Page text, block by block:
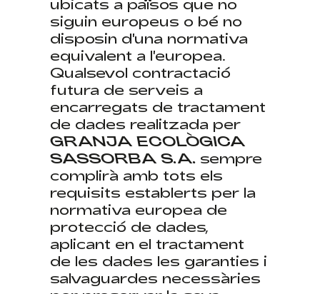
siguin europeus o bé no
disposin d'una normativa
equivalent a l'europea.
Qualsevol contractació
futura de serveis a
encarregats de tractament
de dades realitzada per
GRANJA ECOLÒGICA
SASSORBA S.A. sempre
complirà amb tots els
requisits establerts per la
normativa europea de
protecció de dades,
aplicant en el tractament
de les dades les garanties i
salvaguardes necessàries